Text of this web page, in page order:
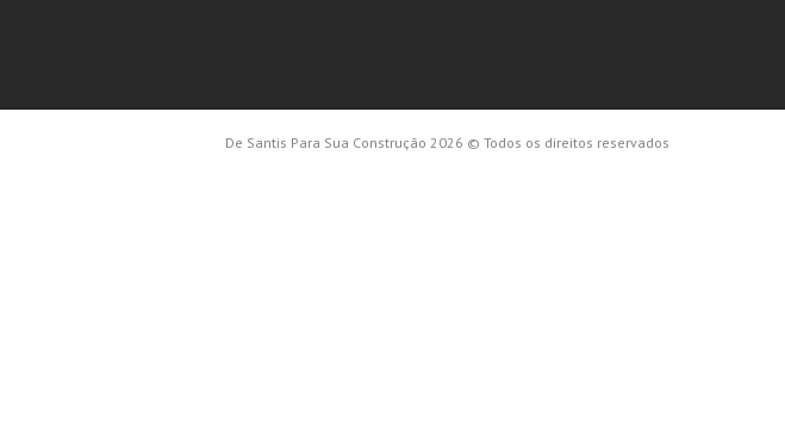
De Santis Para Sua Construção 2026 © Todos os direitos reservados